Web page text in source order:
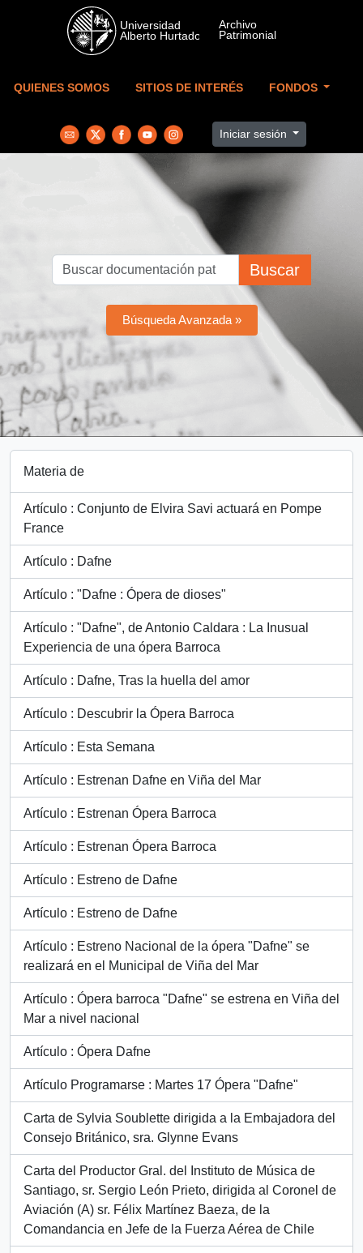
Skip to main content
QUIENES SOMOS SITIOS DE INTERÉS FONDOS
Iniciar sesión
Buscar
Búsqueda Avanzada »
Materia de
Artículo : Conjunto de Elvira Savi actuará en Pompe
France
Artículo : Dafne
Artículo : "Dafne : Ópera de dioses"
Artículo : "Dafne", de Antonio Caldara : La Inusual
Experiencia de una ópera Barroca
Artículo : Dafne, Tras la huella del amor
Artículo : Descubrir la Ópera Barroca
Artículo : Esta Semana
Artículo : Estrenan Dafne en Viña del Mar
Artículo : Estrenan Ópera Barroca
Artículo : Estrenan Ópera Barroca
Artículo : Estreno de Dafne
Artículo : Estreno de Dafne
Artículo : Estreno Nacional de la ópera "Dafne" se
realizará en el Municipal de Viña del Mar
Artículo : Ópera barroca "Dafne" se estrena en Viña del
Mar a nivel nacional
Artículo : Ópera Dafne
Artículo Programarse : Martes 17 Ópera "Dafne"
Carta de Sylvia Soublette dirigida a la Embajadora del
Consejo Británico, sra. Glynne Evans
Carta del Productor Gral. del Instituto de Música de
Santiago, sr. Sergio León Prieto, dirigida al Coronel de
Aviación (A) sr. Félix Martínez Baeza, de la
Comandancia en Jefe de la Fuerza Aérea de Chile